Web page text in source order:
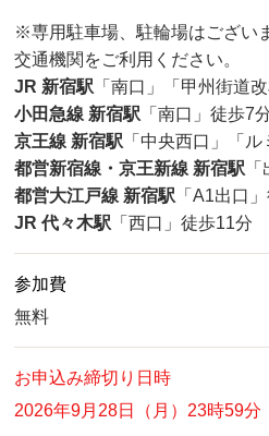
※専用駐車場、駐輪場はござい
交通機関をご利用ください。
JR 新宿駅 「南口」「甲州街道
小田急線 新宿駅 「南口」徒歩7
京王線 新宿駅 「中央西口」「
都営新宿線・京王新線 新宿駅
都営大江戸線 新宿駅 「A1出口
JR 代々木駅 「西口」徒歩11分
参加費
無料
お申込み締切り日時
2026年9月28日（月）23時59分